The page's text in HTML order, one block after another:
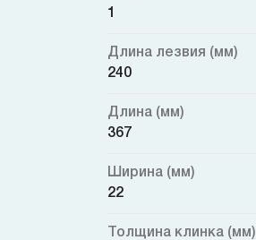
1
Длина лезвия (мм)
240
Длина (мм)
367
Ширина (мм)
22
Толщина клинка (мм)